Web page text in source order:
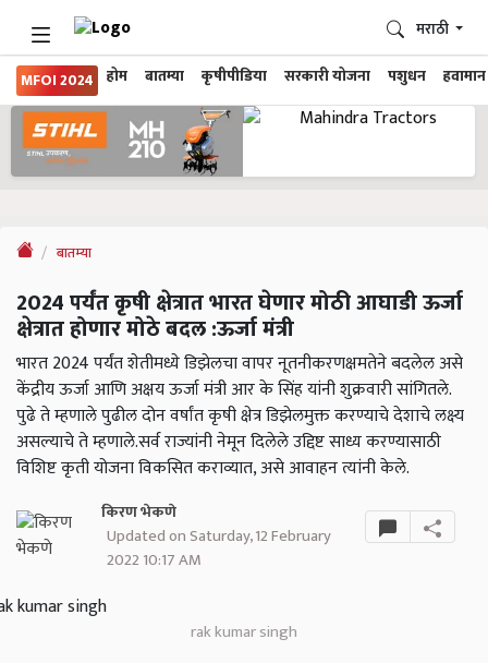
MFOI 2024 होम बातम्या कृषीपीडिया सरकारी योजना पशुधन हवामान
मराठी
बातम्या
2024 पर्यंत कृषी क्षेत्रात भारत घेणार मोठी आघाडी ऊर्जा
क्षेत्रात होणार मोठे बदल :ऊर्जा मंत्री
भारत 2024 पर्यंत शेतीमध्ये डिझेलचा वापर नूतनीकरणक्षमतेने बदलेल असे
केंद्रीय ऊर्जा आणि अक्षय ऊर्जा मंत्री आर के सिंह यांनी शुक्रवारी सांगितले.
पुढे ते म्हणाले पुढील दोन वर्षांत कृषी क्षेत्र डिझेलमुक्त करण्याचे देशाचे लक्ष्य
असल्याचे ते म्हणाले.सर्व राज्यांनी नेमून दिलेले उद्दिष्ट साध्य करण्यासाठी
विशिष्ट कृती योजना विकसित कराव्यात, असे आवाहन त्यांनी केले.
किरण भेकणे
Updated on Saturday, 12 February
2022 10:17 AM
rak kumar singh